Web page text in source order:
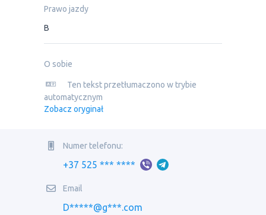
Prawo jazdy
B
O sobie
Ten tekst przetłumaczono w trybie
automatycznym
Zobacz oryginał
Numer telefonu:
+37 525 *** ****
Email
D*****@g***.com